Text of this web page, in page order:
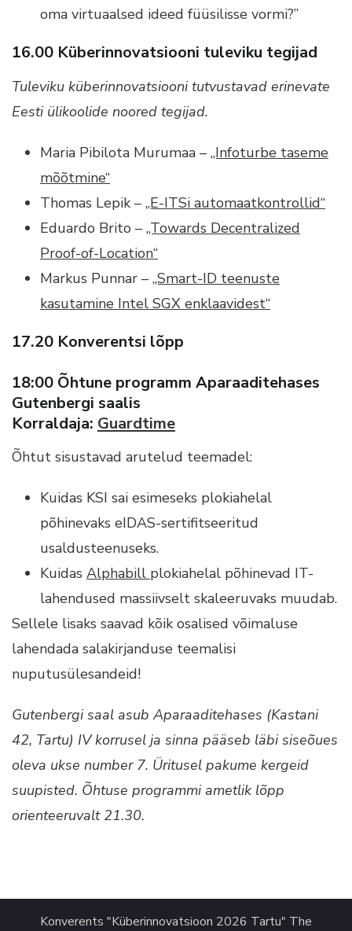
oma virtuaalsed ideed füüsilisse vormi?”
16.00 Küberinnovatsiooni tuleviku tegijad
Tuleviku küberinnovatsiooni tutvustavad erinevate
Eesti ülikoolide noored tegijad.
Maria Pibilota Murumaa – „Infoturbe taseme
mõõtmine“
Thomas Lepik – „E-ITSi automaatkontrollid“
Eduardo Brito – „Towards Decentralized
Proof-of-Location“
Markus Punnar – „Smart-ID teenuste
kasutamine Intel SGX enklaavidest“
17.20 Konverentsi lõpp
18:00 Õhtune programm Aparaaditehases
Gutenbergi saalis
Korraldaja: Guardtime
Õhtut sisustavad arutelud teemadel:
Kuidas KSI sai esimeseks plokiahelal
põhinevaks eIDAS-sertifitseeritud
usaldusteenuseks.
Kuidas Alphabill plokiahelal põhinevad IT-
lahendused massiivselt skaleeruvaks muudab.
Sellele lisaks saavad kõik osalised võimaluse
lahendada salakirjanduse teemalisi
nuputusülesandeid!
Gutenbergi saal asub Aparaaditehases (Kastani
42, Tartu) IV korrusel ja sinna pääseb läbi siseõues
oleva ukse number 7. Üritusel pakume kergeid
suupisted. Õhtuse programmi ametlik lõpp
orienteeruvalt 21.30.
Konverents "Küberinnovatsioon 2026 Tartu" The